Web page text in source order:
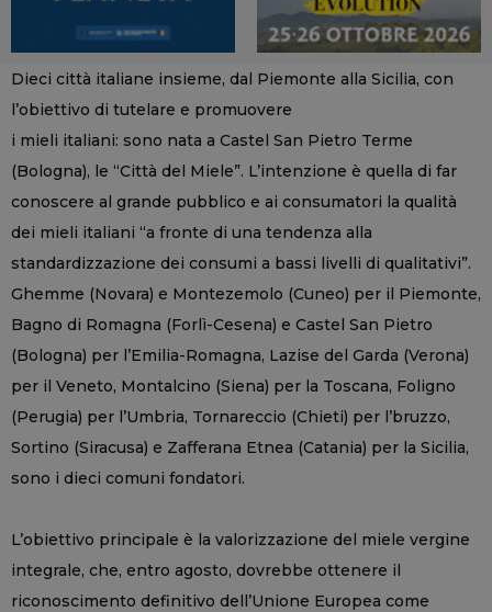
Dieci città italiane insieme, dal Piemonte alla Sicilia, con
l’obiettivo di tutelare e promuovere
i mieli italiani: sono nata a Castel San Pietro Terme
(Bologna), le “Città del Miele”. L’intenzione è quella di far
conoscere al grande pubblico e ai consumatori la qualità
dei mieli italiani “a fronte di una tendenza alla
standardizzazione dei consumi a bassi livelli di qualitativi”.
Ghemme (Novara) e Montezemolo (Cuneo) per il Piemonte,
Bagno di Romagna (Forlì-Cesena) e Castel San Pietro
(Bologna) per l’Emilia-Romagna, Lazise del Garda (Verona)
per il Veneto, Montalcino (Siena) per la Toscana, Foligno
(Perugia) per l’Umbria, Tornareccio (Chieti) per l’bruzzo,
Sortino (Siracusa) e Zafferana Etnea (Catania) per la Sicilia,
sono i dieci comuni fondatori.
L’obiettivo principale è la valorizzazione del miele vergine
integrale, che, entro agosto, dovrebbe ottenere il
riconoscimento definitivo dell’Unione Europea come